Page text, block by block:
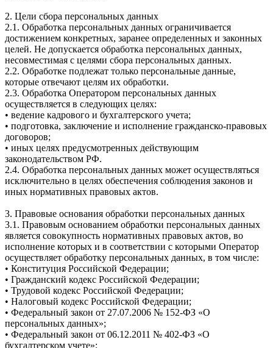
2. Цели сбора персональных данных
2.1. Обработка персональных данных ограничивается
достижением конкретных, заранее определенных и законных
целей. Не допускается обработка персональных данных,
несовместимая с целями сбора персональных данных.
2.2. Обработке подлежат только персональные данные,
которые отвечают целям их обработки.
2.3. Обработка Оператором персональных данных
осуществляется в следующих целях:
• ведение кадрового и бухгалтерского учета;
• подготовка, заключение и исполнение гражданско-правовых
договоров;
• иных целях предусмотренных действующим
законодательством РФ.
2.4. Обработка персональных данных может осуществляться
исключительно в целях обеспечения соблюдения законов и
иных нормативных правовых актов.
3. Правовые основания обработки персональных данных
3.1. Правовым основанием обработки персональных данных
является совокупность нормативных правовых актов, во
исполнение которых и в соответствии с которыми Оператор
осуществляет обработку персональных данных, в том числе:
• Конституция Российской Федерации;
• Гражданский кодекс Российской Федерации;
• Трудовой кодекс Российской Федерации;
• Налоговый кодекс Российской Федерации;
• Федеральный закон от 27.07.2006 № 152-ФЗ «О
персональных данных»;
• Федеральный закон от 06.12.2011 № 402-ФЗ «О
бухгалтерском учете»;